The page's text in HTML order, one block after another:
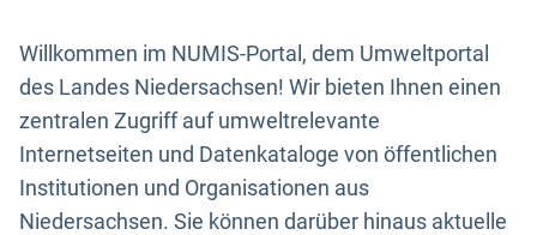
Willkommen im NUMIS-Portal, dem Umweltportal
des Landes Niedersachsen! Wir bieten Ihnen einen
zentralen Zugriff auf umweltrelevante
Internetseiten und Datenkataloge von öffentlichen
Institutionen und Organisationen aus
Niedersachsen. Sie können darüber hinaus aktuelle